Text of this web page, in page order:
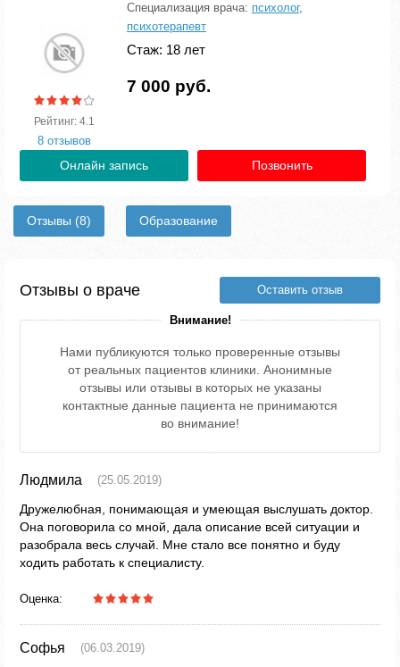
Рейтинг: 4.1
8 отзывов
Специализация врача: психолог,
психотерапевт
Стаж: 18 лет
7 000 руб.
Онлайн запись Позвонить
Отзывы (8) Образование
Отзывы о враче Оставить отзыв
Внимание!
Нами публикуются только проверенные отзывы
от реальных пациентов клиники. Анонимные
отзывы или отзывы в которых не указаны
контактные данные пациента не принимаются
во внимание!
Людмила (25.05.2019)
Дружелюбная, понимающая и умеющая выслушать доктор.
Она поговорила со мной, дала описание всей ситуации и
разобрала весь случай. Мне стало все понятно и буду
ходить работать к специалисту.
Оценка:
Софья (06.03.2019)